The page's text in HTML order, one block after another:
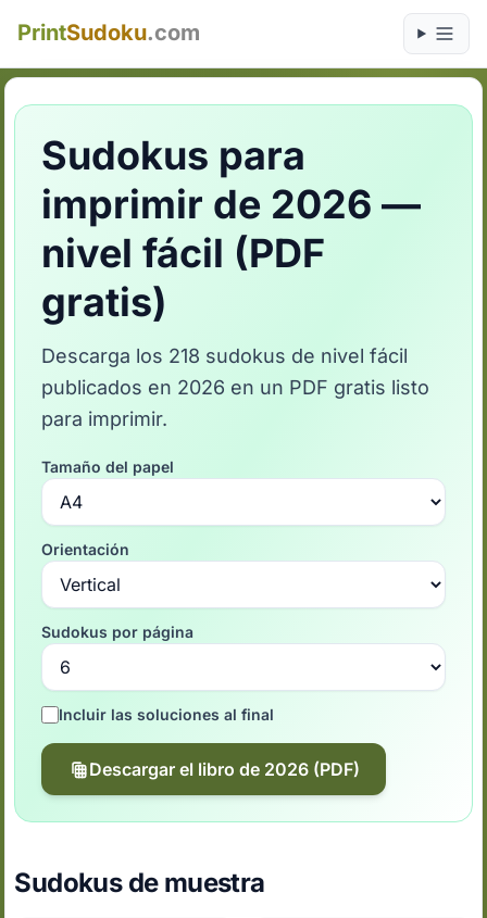
PrintSudoku.com
Sudokus para
imprimir de 2026 —
nivel fácil (PDF
gratis)
Descarga los 218 sudokus de nivel fácil
publicados en 2026 en un PDF gratis listo
para imprimir.
Tamaño del papel
Orientación
Sudokus por página
Incluir las soluciones al final
Descargar el libro de 2026 (PDF)
Sudokus de muestra